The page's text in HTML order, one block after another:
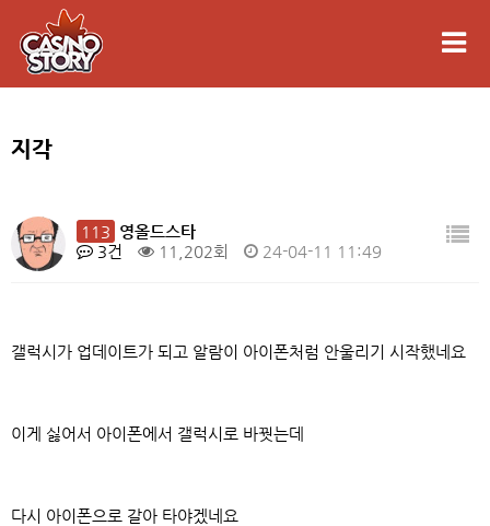
지각
113 영올드스타
3건
11,202회 24-04-11 11:49
갤럭시가 업데이트가 되고 알람이 아이폰처럼 안울리기 시작했네요
이게 싫어서 아이폰에서 갤럭시로 바꿧는데
다시 아이폰으로 갈아 타야겠네요